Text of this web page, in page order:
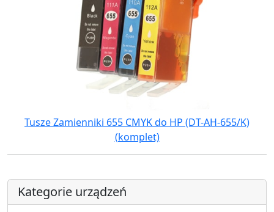
Tusze Zamienniki 655 CMYK do HP (DT-AH-655/K)
(komplet)
Kategorie urządzeń